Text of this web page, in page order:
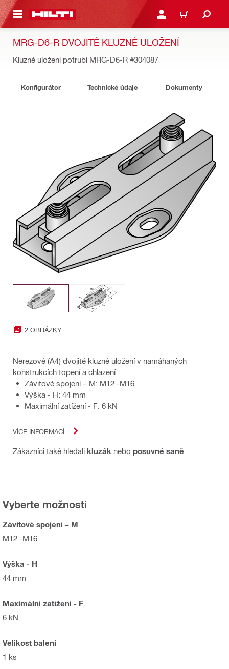
HLAVNÍ OBSAH PŘIHLÁSIT NEBO
KOŠÍK
MRG-D6-R DVOJITÉ KLUZNÉ ULOŽENÍ
Kluzné uložení potrubí MRG-D6-R #304087
Konfigurátor Technické údaje Dokumenty
2 OBRÁZKY
Nerezové (A4) dvojité kluzné uložení v namáhaných
konstrukcích topení a chlazení
Závitové spojení – M: M12 -M16
Výška - H: 44 mm
Maximální zatížení - F: 6 kN
VÍCE INFORMACÍ
Zákazníci také hledali kluzák nebo posuvné saně
Vyberte možnosti
Závitové spojení – M
M12 -M16
Výška - H
44 mm
Maximální zatížení - F
6 kN
Velikost balení
1 ks